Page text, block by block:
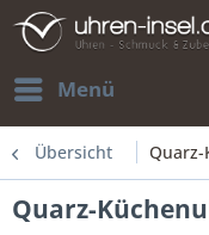
Menü
Übersicht
Quarz-